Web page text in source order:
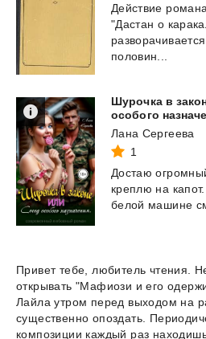
Действие
"Дастан о
половин...
Шурочка в
особого
Лана Сергеева
1
Достаю
креплю на капот.
белой машине
Привет тебе, любитель чтения.
открывать "Мафиози и его
Лайла утром перед выходом на
существенно опоздать.
композиции каждый раз